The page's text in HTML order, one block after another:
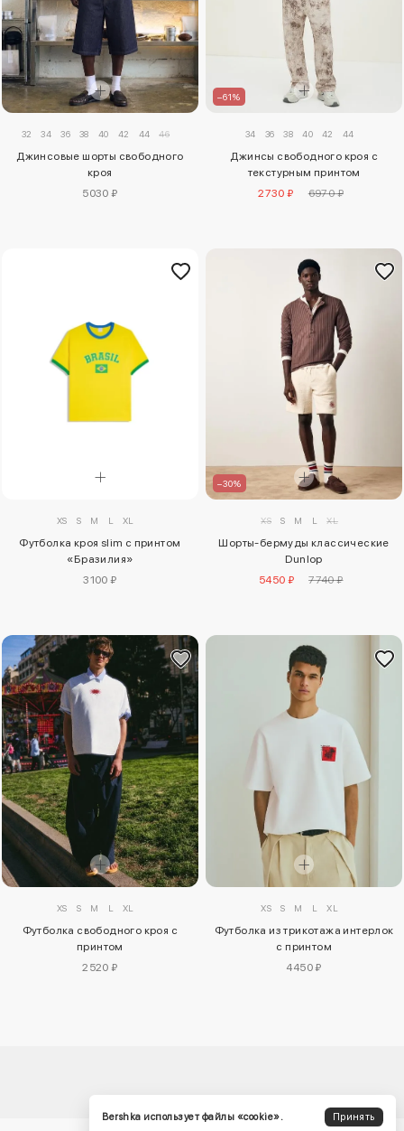
32 34 36 38 40 42 44 46
Джинсовые шорты свободного
кроя
5030 ₽
–61%
34 36 38 40 42 44
Джинсы свободного кроя с
текстурным принтом
2730 ₽
6970 ₽
XS S M L XL
Футболка кроя slim с принтом
«Бразилия»
3100 ₽
–30%
XS S M L XL
Шорты-бермуды классические
Dunlop
5450 ₽
7740 ₽
XS S M L XL
Футболка свободного кроя с
принтом
2520 ₽
XS S M L XL
Футболка из трикотажа интерлок
с принтом
4450 ₽
Bershka использует файлы «cookie».
Принять